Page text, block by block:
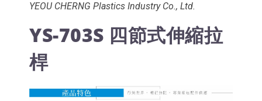
YEOU CHERNG Plastics Industry Co., Ltd.
YS-703S 四節式伸縮拉
桿